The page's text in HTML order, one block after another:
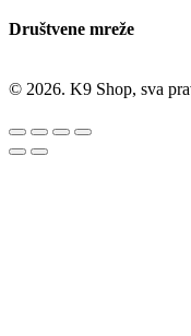
Društvene mreže
© 2026. K9 Shop, sva